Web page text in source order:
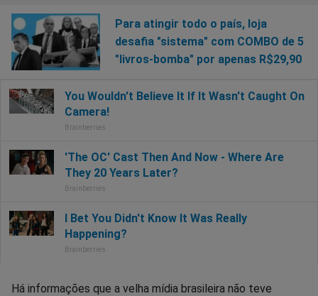
Para atingir todo o país, loja
desafia "sistema" com COMBO de 5
"livros-bomba" por apenas R$29,90
Há informações que a velha mídia brasileira não teve